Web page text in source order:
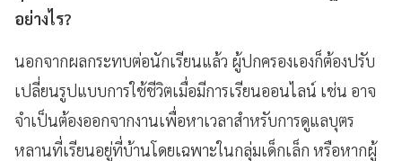
อย่างไร?
นอกจากผลกระทบต่อนักเรียนแล้ว ผู้ปกครองเองก็ต้องปรับ
เปลี่ยนรูปแบบการใช้ชีวิตเมื่อมีการเรียนออนไลน์ เช่น อาจ
จำเป็นต้องออกจากงานเพื่อหาเวลาสำหรับการดูแลบุตร
หลานที่เรียนอยู่ที่บ้านโดยเฉพาะในกลุ่มเด็กเล็ก หรือหากผู้